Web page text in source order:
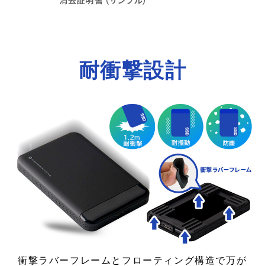
耐衝撃設計
衝撃ラバーフレームとフローティング構造で万が